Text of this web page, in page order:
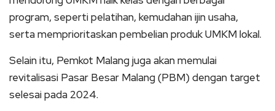
program, seperti pelatihan, kemudahan ijin usaha,
serta memprioritaskan pembelian produk UMKM lokal.
Selain itu, Pemkot Malang juga akan memulai
revitalisasi Pasar Besar Malang (PBM) dengan target
selesai pada 2024.